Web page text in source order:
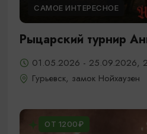
САМОЕ ИНТЕРЕСНОЕ
Рыцарский турнир
01.05.2026 - 25.09.2026,
Гурьевск, замок Нойхаузен
ОТ 1200₽